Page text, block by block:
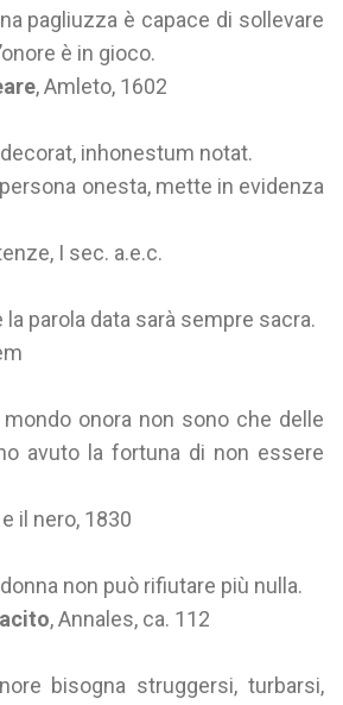
pagliuzza è capace di sollevare
è in gioco.
, Amleto, 1602
inhonestum notat.
onesta, mette in evidenza
I sec. a.e.c.
la parola data sarà sempre sacra.
onora non sono che delle
avuto la fortuna di non essere
il nero, 1830
non può rifiutare più nulla.
, Annales, ca. 112
bisogna struggersi, turbarsi,